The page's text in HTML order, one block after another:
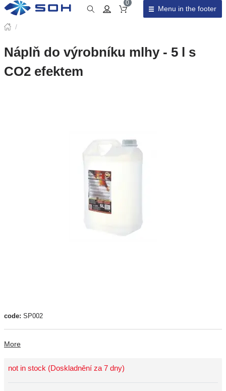
Cart total
0
Menu in the footer
/
Náplň do výrobníku mlhy - 5 l s
CO2 efektem
code: SP002
More
not in stock (Doskladnění za 7 dny)